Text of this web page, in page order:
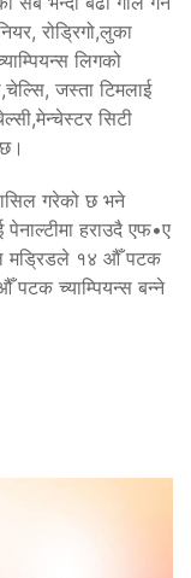
रोड्रिगो,लुका
लिगको
जस्ता टिमलाई
सिटी
गरेको छ भने
हराउदै एफ•ए
मड्रिडले १४ औँ पटक
पटक च्याम्पियन्स बन्ने